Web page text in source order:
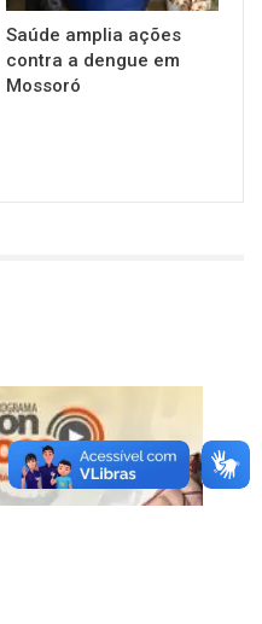
Saúde amplia ações
contra a dengue em
Mossoró